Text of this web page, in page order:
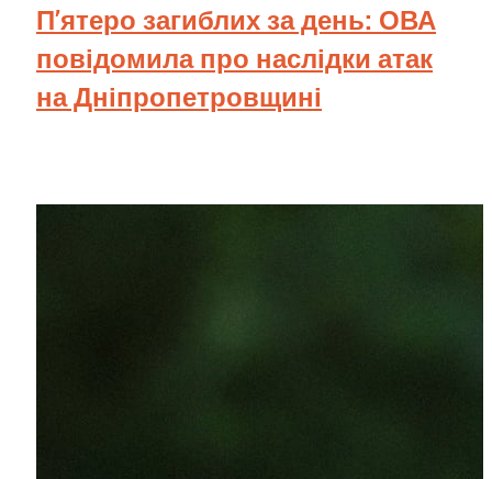
П’ятеро загиблих за день: ОВА
повідомила про наслідки атак
на Дніпропетровщині